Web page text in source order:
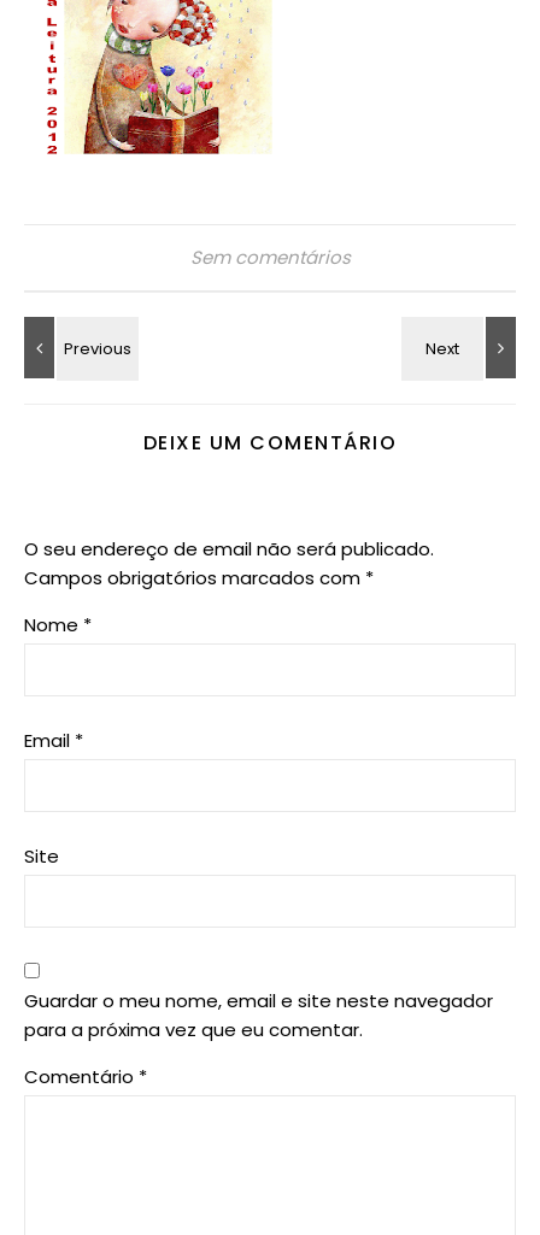
Sem comentários
DEIXE UM COMENTÁRIO
O seu endereço de email não será publicado.
Campos obrigatórios marcados com *
Nome *
Email *
Site
Guardar o meu nome, email e site neste navegador
para a próxima vez que eu comentar.
Comentário *